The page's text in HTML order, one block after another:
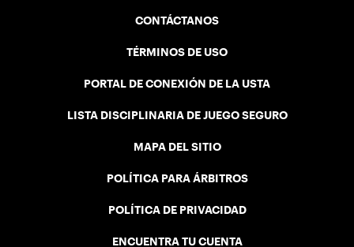
CONTÁCTANOS
TÉRMINOS DE USO
PORTAL DE CONEXIÓN DE LA USTA
LISTA DISCIPLINARIA DE JUEGO SEGURO
MAPA DEL SITIO
POLÍTICA PARA ÁRBITROS
POLÍTICA DE PRIVACIDAD
ENCUENTRA TU CUENTA